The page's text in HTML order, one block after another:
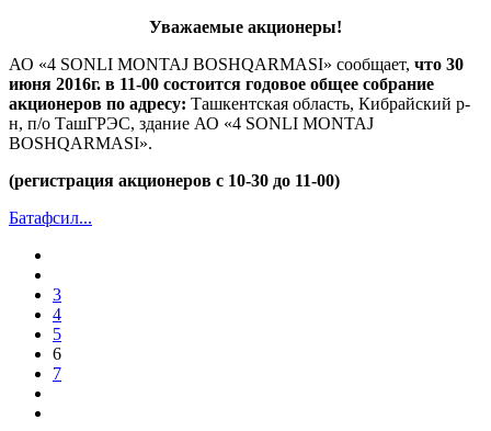
Уважаемые акционеры!
АО «4 SONLI MONTAJ BOSHQARMASI» сообщает, что 30
июня 2016г. в 11-00 состоится годовое общее собрание
акционеров по адресу: Ташкентская область, Кибрайский р-
н, п/о ТашГРЭС, здание АО «4 SONLI MONTAJ
BOSHQARMASI».
(регистрация акционеров с 10-30 до 11-00)
Батафсил...
3
4
5
6
7